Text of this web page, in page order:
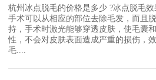
杭州冰点脱毛的价格是多少 ?冰点脱毛
手术可以从相应的部位去除毛发，而且
持，手术时激光能够穿透皮肤，使毛囊
性，不会对皮肤表面造成严重的损伤，
毛....